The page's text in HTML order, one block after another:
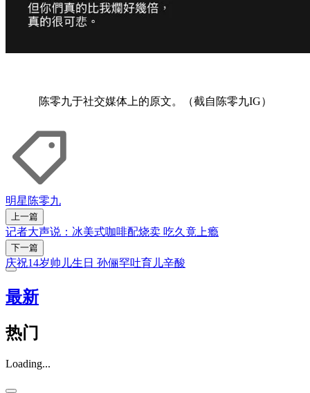
陈零九于社交媒体上的原文。（截自陈零九IG）
明星 陈零九
上一篇
记者大声说：冰美式咖啡配烧卖 吃久竟上瘾
下一篇
庆祝14岁帅儿生日 孙俪罕吐育儿辛酸
最新
热门
Loading...